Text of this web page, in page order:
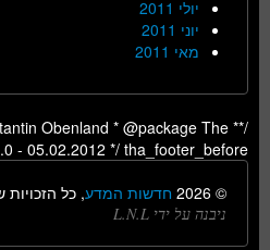
יולי 2011
יוני 2011
מאי 2011
Obenland * @package The
05.02.2012 */ tha_footer_before(); ?>
© 2026
חדשות המדע, כל הזכויות
ניבנה על ידי L.N.L